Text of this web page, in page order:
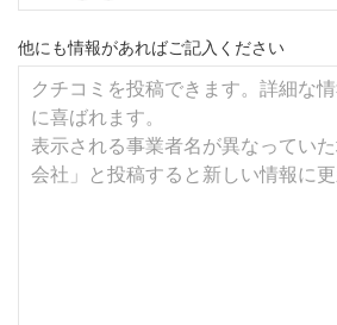
他にも情報があればご記入ください